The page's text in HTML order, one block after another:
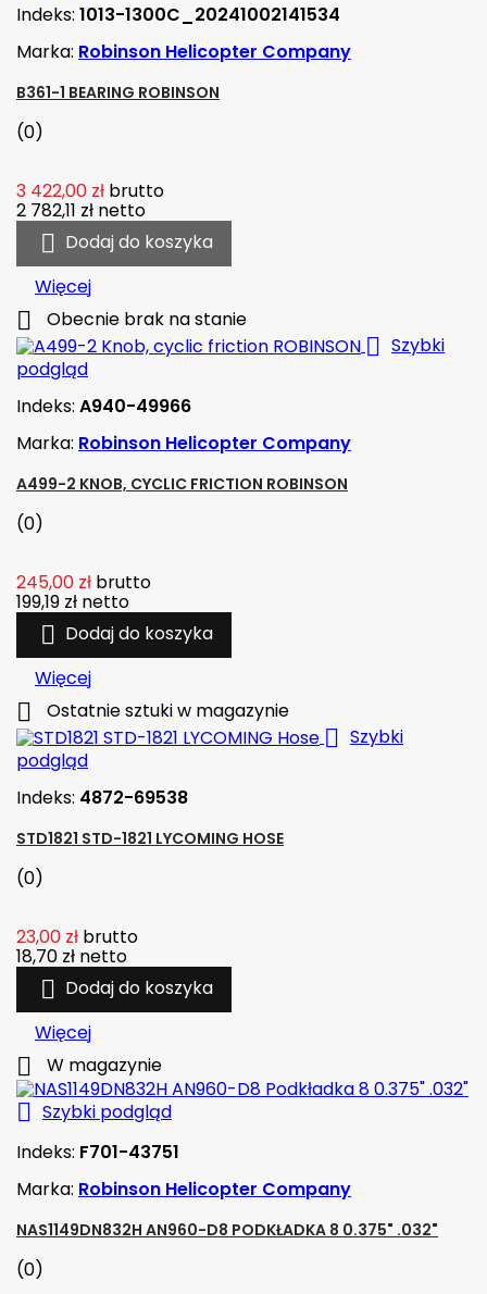
Indeks: 1013-1300C_20241002141534
Marka: Robinson Helicopter Company
B361-1 BEARING ROBINSON
(0)
3 422,00 zł brutto
2 782,11 zł netto
 Dodaj do koszyka
Więcej
 Obecnie brak na stanie
 Szybki
podgląd
Indeks: A940-49966
Marka: Robinson Helicopter Company
A499-2 KNOB, CYCLIC FRICTION ROBINSON
(0)
245,00 zł brutto
199,19 zł netto
 Dodaj do koszyka
Więcej
 Ostatnie sztuki w magazynie
 Szybki
podgląd
Indeks: 4872-69538
STD1821 STD-1821 LYCOMING HOSE
(0)
23,00 zł brutto
18,70 zł netto
 Dodaj do koszyka
Więcej
 W magazynie
 Szybki podgląd
Indeks: F701-43751
Marka: Robinson Helicopter Company
NAS1149DN832H AN960-D8 PODKŁADKA 8 0.375" .032"
(0)